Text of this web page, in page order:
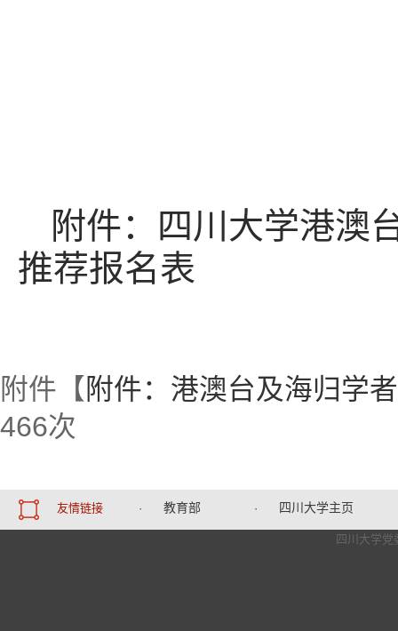
附件：四川大学港澳
推荐报名表
附件【 附件：港澳台及海归学
466次
友情链接 · 教育部 · 四川大学主页
四川大学